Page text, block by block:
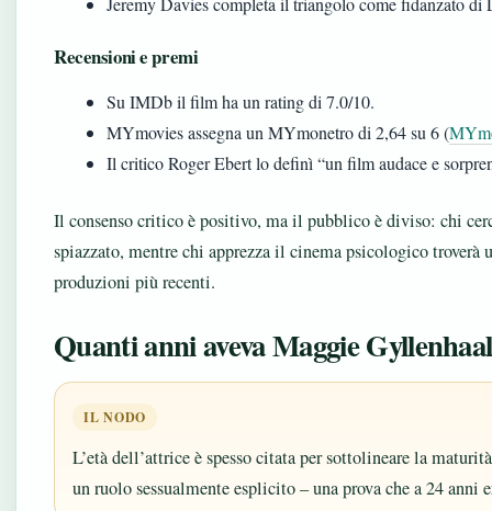
Recensioni e premi
Su IMDb il film ha un rating di 7.0/10.
MYmovies assegna un MYmonetro di 2,64 su 6 (
Il critico Roger Ebert lo definì “un film audace e
Il consenso critico è positivo, ma il pubblico è diviso: chi
spiazzato, mentre chi apprezza il cinema psicologico troverà
produzioni più recenti.
Quanti anni aveva Maggie
IL NODO
L’età dell’attrice è spesso citata per sottolineare la
un ruolo sessualmente esplicito – una prova che a 24 anni